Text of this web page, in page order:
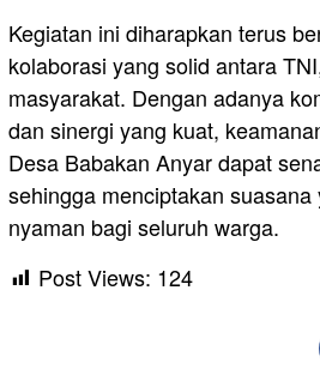
Kegiatan ini diharapkan terus
kolaborasi yang solid antara
masyarakat. Dengan adanya
dan sinergi yang kuat,
Desa Babakan Anyar dapat
sehingga menciptakan
nyaman bagi seluruh warga.
Post Views: 124